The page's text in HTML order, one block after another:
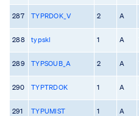
287 TYPRDOK_V 2 A
288 typskl 1 A
289 TYPSOUB_A 2 A
290 TYPTRDOK 1 A
291 TYPUMIST 1 A